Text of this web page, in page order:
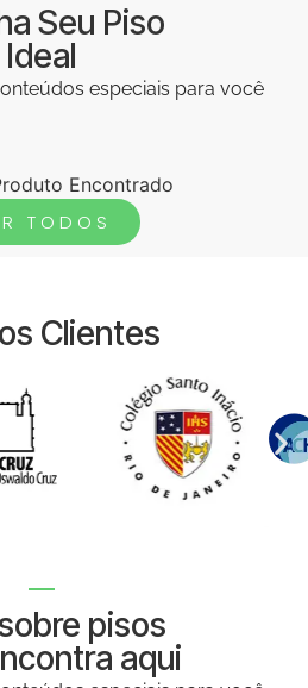
Seu Piso
Ideal
especiais para você
Encontrado
TODOS
Clientes
pisos
aqui